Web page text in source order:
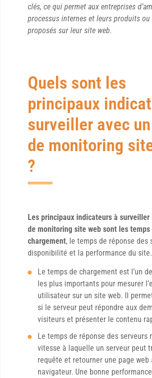
clés, ce qui permet aux entreprises
processus internes et leurs produits ou
proposés sur leur site web.
Quels sont les
principaux
surveiller avec
de monitoring
?
Les principaux indicateurs à surveiller
de monitoring site web sont les temps
chargement, le temps de réponse des
disponibilité et la performance du site.
Le temps de chargement est l’un
les plus importants pour mesurer
utilisateur sur un site web. Il
si le serveur peut répondre aux
visiteurs et présenter le contenu
Le temps de réponse des serveurs
vitesse à laquelle un serveur peut
requête et retourner une page web
navigateur. Une bonne